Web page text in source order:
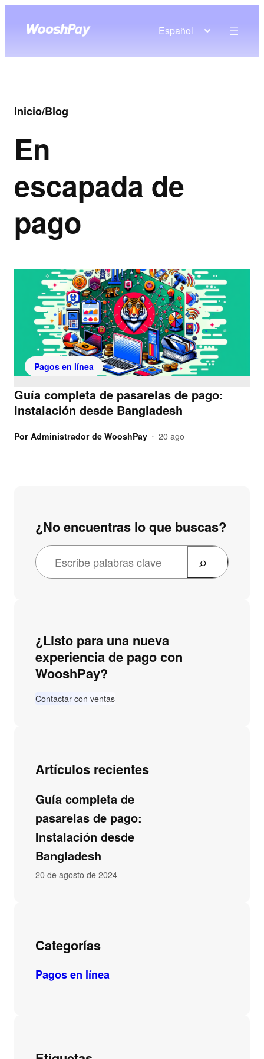
Español
Inicio/Blog
En
escapada de
pago
Pagos en línea
Guía completa de pasarelas de pago:
Instalación desde Bangladesh
Por Administrador de WooshPay • 20 ago
¿No encuentras lo que buscas?
¿Listo para una nueva
experiencia de pago con
WooshPay?
Contactar con ventas
Artículos recientes
Guía completa de
pasarelas de pago:
Instalación desde
Bangladesh
20 de agosto de 2024
Categorías
Pagos en línea